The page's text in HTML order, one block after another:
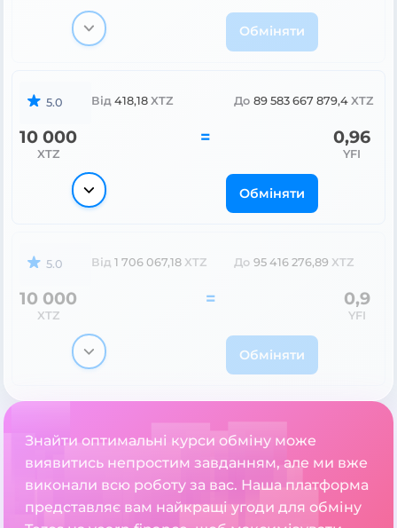
Обміняти
5.0 Від 418,18 XTZ До 89 583 667 879,4 XTZ
10 000
XTZ
= 0,96
YFI
Обміняти
5.0 Від 1 706 067,18 XTZ До 95 416 276,89 XTZ
10 000
XTZ
= 0,9
YFI
Обміняти
Знайти оптимальні курси обміну може
виявитись непростим завданням, але ми вже
виконали всю роботу за вас. Наша платформа
представляє вам найкращі угоди для обміну